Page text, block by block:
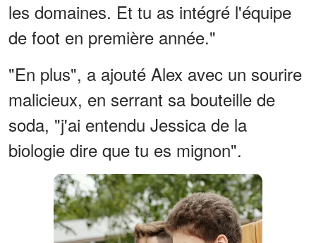
les domaines. Et tu as intégré l'équipe
de foot en première année."
"En plus", a ajouté Alex avec un sourire
malicieux, en serrant sa bouteille de
soda, "j'ai entendu Jessica de la
biologie dire que tu es mignon".